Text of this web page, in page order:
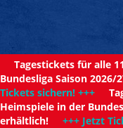
Tagestickets für alle
Bundesliga Saison
Tickets sichern! +++
Heimspiele in der
erhältlich! +++ Jetzt